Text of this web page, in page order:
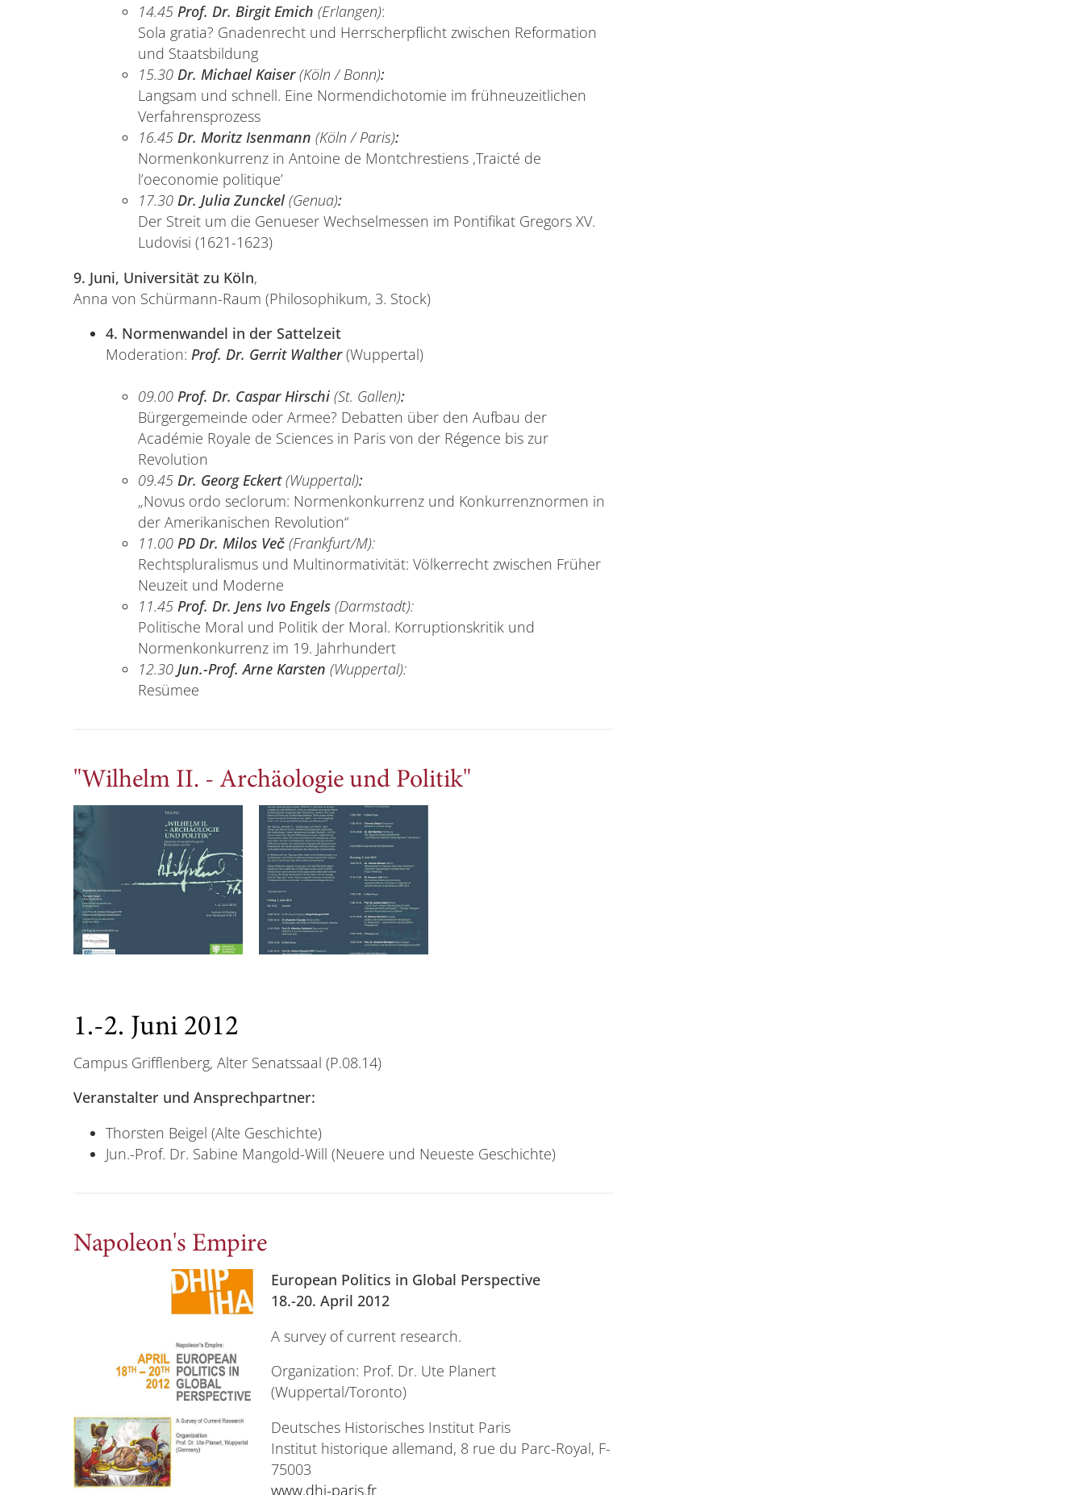
14.45 Prof. Dr. Birgit Emich (Erlangen):
Sola gratia? Gnadenrecht und Herrscherpflicht zwischen Reformation
und Staatsbildung
15.30 Dr. Michael Kaiser(Köln / Bonn):
Langsam und schnell. Eine Normendichotomie im frühneuzeitlichen
Verfahrensprozess
16.45 Dr. Moritz Isenmann (Köln / Paris):
Normenkonkurrenz in Antoine de Montchrestiens ‚Traicté de
l’oeconomie politique’
17.30 Dr. Julia Zunckel (Genua):
Der Streit um die Genueser Wechselmessen im Pontifikat Gregors XV.
Ludovisi (1621-1623)
9. Juni, Universität zu Köln,
Anna von Schürmann-Raum (Philosophikum, 3. Stock)
4. Normenwandel in der Sattelzeit
Moderation: Prof. Dr. Gerrit Walther(Wuppertal)
09.00 Prof. Dr. Caspar Hirschi (St. Gallen):
Bürgergemeinde oder Armee? Debatten über den Aufbau der
Académie Royale de Sciences in Paris von der Régence bis zur
Revolution
09.45 Dr. Georg Eckert(Wuppertal):
„Novus ordo seclorum: Normenkonkurrenz und Konkurrenznormen in
der Amerikanischen Revolution“
11.00 PD Dr. Milos Več (Frankfurt/M):
Rechtspluralismus und Multinormativität: Völkerrecht zwischen Früher
Neuzeit und Moderne
11.45 Prof. Dr. Jens Ivo Engels (Darmstadt):
Politische Moral und Politik der Moral. Korruptionskritik und
Normenkonkurrenz im 19. Jahrhundert
12.30 Jun.-Prof. Arne Karsten (Wuppertal):
Resümee
"Wilhelm II. - Archäologie und Politik"
1.-2. Juni 2012
Campus Grifflenberg, Alter Senatssaal (P.08.14)
Veranstalter und Ansprechpartner:
Thorsten Beigel (Alte Geschichte)
Jun.-Prof. Dr. Sabine Mangold-Will (Neuere und Neueste Geschichte)
Napoleon's Empire
European Politics in Global Perspective
18.-20. April 2012
A survey of current research.
Organization: Prof. Dr. Ute Planert
(Wuppertal/Toronto)
Deutsches Historisches Institut Paris
Institut historique allemand, 8 rue du Parc-Royal, F-
75003
www.dhi-paris.fr